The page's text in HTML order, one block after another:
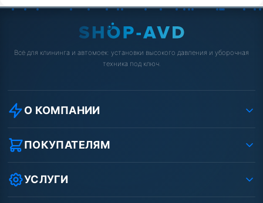
Всё для клининга и автомоек: установки высокого давления и уборочная
техника под ключ.
О КОМПАНИИ
О компании
Реквизиты ООО «Шоп АВД»
Защита данных клиента
Условия соглашения
Вакансии
ПОКУПАТЕЛЯМ
Как заказать?
Оплата
Доставка
УСЛУГИ
Ремонт АВД